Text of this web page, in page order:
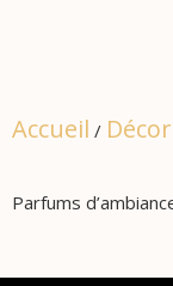
Accueil /
Parfums